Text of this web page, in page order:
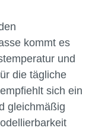
wirtschaftlicher
verwendet
– worauf